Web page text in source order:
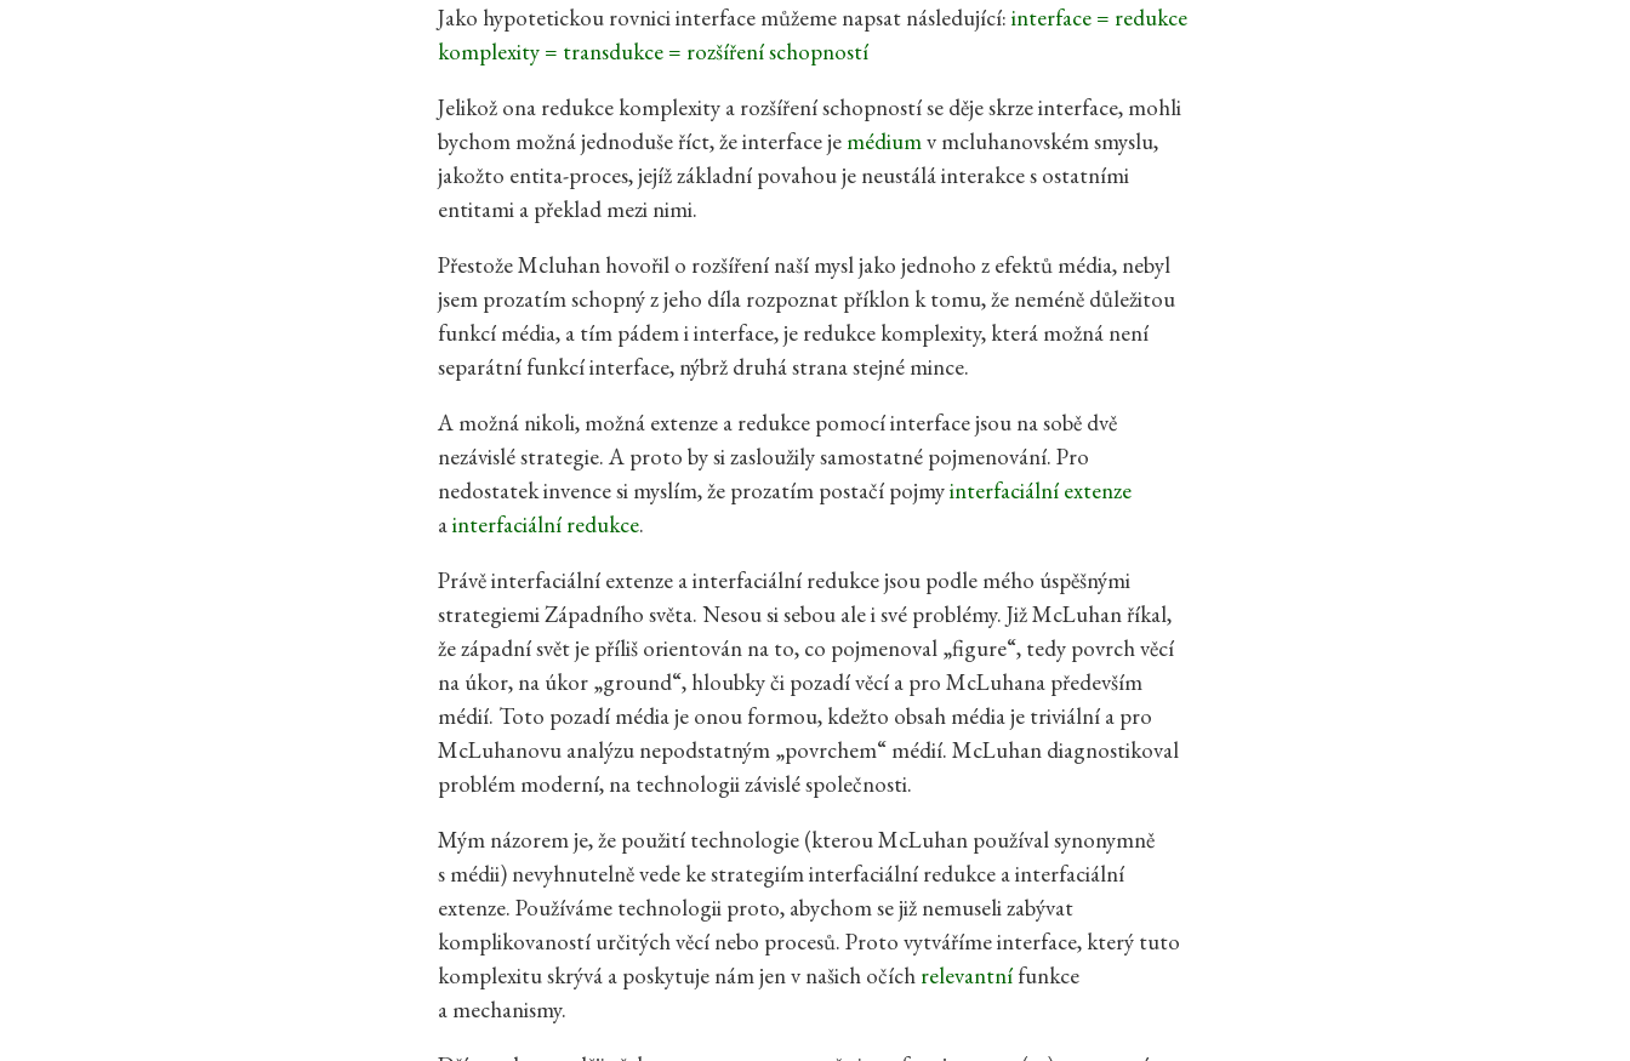
Jako hypotetickou rovnici interface můžeme napsat následující: interface = redukce
komplexity = transdukce = rozšíření schopností
Jelikož ona redukce komplexity a rozšíření schopností se děje skrze interface, mohli
bychom možná jednoduše říct, že interface je médiumv mcluhanovském smyslu,
jakožto entita-proces, jejíž základní povahou je neustálá interakce s ostatními
entitami a překlad mezi nimi.
Přestože Mcluhan hovořil o rozšíření naší mysl jako jednoho z efektů média, nebyl
jsem prozatím schopný z jeho díla rozpoznat příklon k tomu, že neméně důležitou
funkcí média, a tím pádem i interface, je redukce komplexity, která možná není
separátní funkcí interface, nýbrž druhá strana stejné mince.
A možná nikoli, možná extenze a redukce pomocí interface jsou na sobě dvě
nezávislé strategie. A proto by si zasloužily samostatné pojmenování. Pro
nedostatek invence si myslím, že prozatím postačí pojmyinterfaciální extenze
ainterfaciální redukce.
Právě interfaciální extenze a interfaciální redukce jsou podle mého úspěšnými
strategiemi Západního světa. Nesou si sebou ale i své problémy. Již McLuhan říkal,
že západní svět je příliš orientován na to, co pojmenoval „figure“, tedy povrch věcí
na úkor, na úkor „ground“, hloubky či pozadí věcí a pro McLuhana především
médií. Toto pozadí média je onou formou, kdežto obsah média je triviální a pro
McLuhanovu analýzu nepodstatným „povrchem“ médií. McLuhan diagnostikoval
problém moderní, na technologii závislé společnosti.
Mým názorem je, že použití technologie (kterou McLuhan používal synonymně
s médii) nevyhnutelně vede ke strategiím interfaciální redukce a interfaciální
extenze. Používáme technologii proto, abychom se již nemuseli zabývat
komplikovaností určitých věcí nebo procesů. Proto vytváříme interface, který tuto
komplexitu skrývá a poskytuje nám jen v našich očích relevantní funkce
a mechanismy.